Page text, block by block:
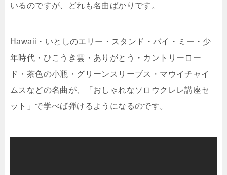
いるのですが、どれも名曲ばかりです。
Hawaii・いとしのエリー・スタンド・バイ・ミー・少
年時代・ひこうき雲・ありがとう・カントリーロー
ド・茶色の小瓶・グリーンスリーブス・マウイチャイ
ムスなどの名曲が、「おしゃれなソロウクレレ講座セ
ット」で学べば弾けるようになるのです。